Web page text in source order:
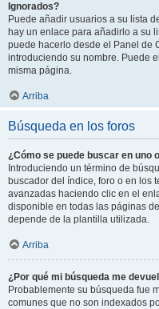
Ignorados?
Puede añadir usuarios a su lista
hay un enlace para añadirlo a su
puede hacerlo desde el Panel de
introduciendo su nombre. Puede
misma página.
Arriba
Búsqueda en los foros
¿Cómo se puede buscar en uno
Introduciendo un término de
buscador del índice, foro o en los
avanzadas haciendo clic en el
disponible en todas las páginas
depende de la plantilla utilizada.
Arriba
¿Por qué mi búsqueda me
Probablemente su búsqueda fue
comunes que no son indexados